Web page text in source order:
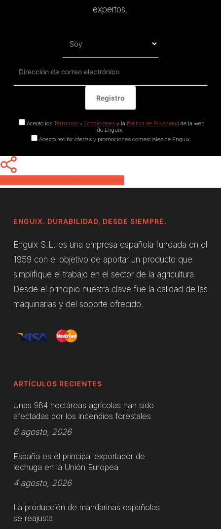
expertos.
Acepto los Términos y Condicionesy la Política de Privacidad de la web
de Enguix.
Acepto recibir ofertas y promociones comerciales de Enguix.
ENGUIX. DURABILIDAD, DESDE SIEMPRE.
Enguix S.L. es una empresa española fundada en el
1959 con el objetivo de aportar un producto que
simplifique el trabajo en el sector de la agricultura.
Desde el principio nuestra clave fue la calidad de las
maquinarias y del soporte ofrecido.
ARTÍCULOS RECIENTES
Unas 984 hectáreas agrícolas han sido
afectadas por los incendios forestales
6 agosto, 2026
España es el principal exportador de
lechuga en la Unión Europea
4 agosto, 2026
La producción de mandarinas españolas
se reajusta